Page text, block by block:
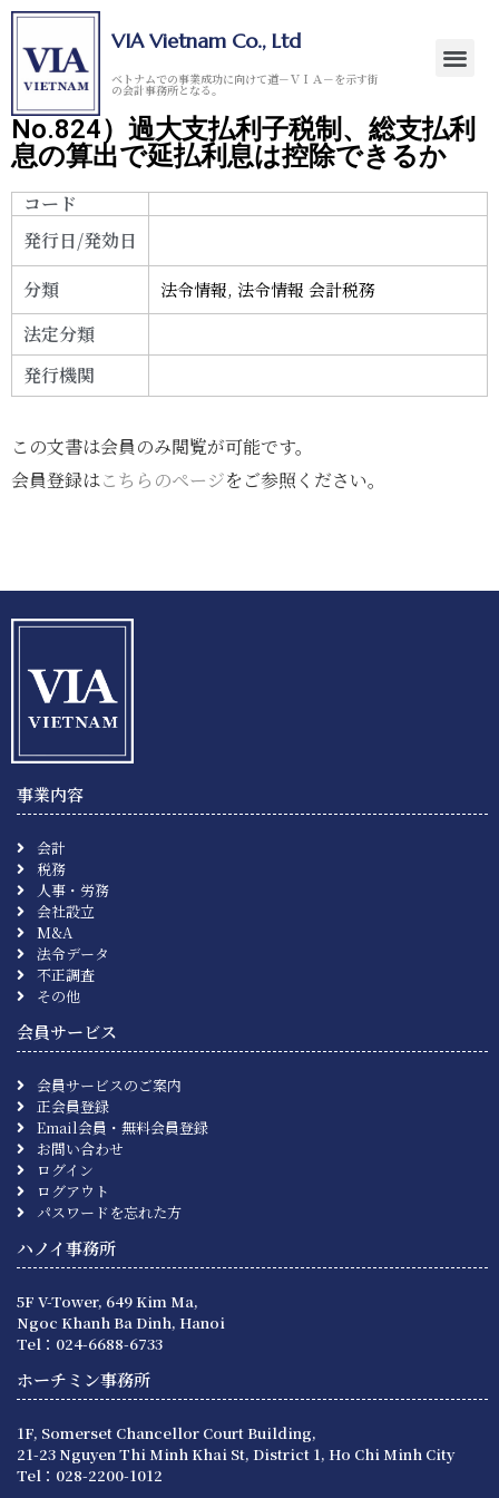
VIA Vietnam Co., Ltd
ベトナムでの事業成功に向けて道－ＶＩＡ－を示す街
の会計事務所となる。
No.824）過大支払利子税制、総支払利
息の算出で延払利息は控除できるか
コード
発行日/発効日
分類
法令情報,法令情報 会計税務
法定分類
発行機関
この文書は会員のみ閲覧が可能です。
会員登録はこちらのページをご参照ください。
事業内容
会計
税務
人事・労務
会社設立
M&A
法令データ
不正調査
その他
会員サービス
会員サービスのご案内
正会員登録
Email会員・無料会員登録
お問い合わせ
ログイン
ログアウト
パスワードを忘れた方
ハノイ事務所
5F V-Tower, 649 Kim Ma,
Ngoc Khanh Ba Dinh, Hanoi
Tel：024-6688-6733
ホーチミン事務所
1F, Somerset Chancellor Court Building,
21-23 Nguyen Thi Minh Khai St, District 1, Ho Chi Minh City
Tel：028-2200-1012